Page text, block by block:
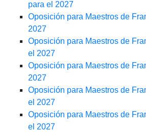
para el 2027
Oposición para Maestros de
2027
Oposición para Maestros de
el 2027
Oposición para Maestros de
2027
Oposición para Maestros de
el 2027
Oposición para Maestros de
el 2027